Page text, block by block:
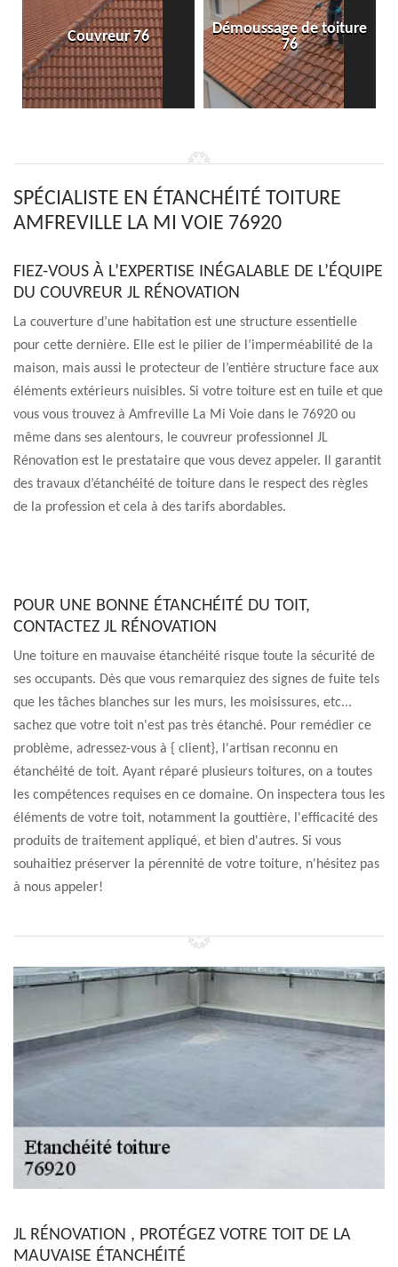
Couvreur 76
Démoussage de toiture
76
SPÉCIALISTE EN ÉTANCHÉITÉ TOITURE
AMFREVILLE LA MI VOIE 76920
FIEZ-VOUS À L’EXPERTISE INÉGALABLE DE L’ÉQUIPE
DU COUVREUR JL RÉNOVATION
La couverture d’une habitation est une structure essentielle
pour cette dernière. Elle est le pilier de l’imperméabilité de la
maison, mais aussi le protecteur de l’entière structure face aux
éléments extérieurs nuisibles. Si votre toiture est en tuile et que
vous vous trouvez à Amfreville La Mi Voie dans le 76920 ou
même dans ses alentours, le couvreur professionnel JL
Rénovation est le prestataire que vous devez appeler. Il garantit
des travaux d’étanchéité de toiture dans le respect des règles
de la profession et cela à des tarifs abordables.
POUR UNE BONNE ÉTANCHÉITÉ DU TOIT,
CONTACTEZ JL RÉNOVATION
Une toiture en mauvaise étanchéité risque toute la sécurité de
ses occupants. Dès que vous remarquiez des signes de fuite tels
que les tâches blanches sur les murs, les moisissures, etc...
sachez que votre toit n'est pas très étanché. Pour remédier ce
problème, adressez-vous à { client}, l'artisan reconnu en
étanchéité de toit. Ayant réparé plusieurs toitures, on a toutes
les compétences requises en ce domaine. On inspectera tous les
éléments de votre toit, notamment la gouttière, l'efficacité des
produits de traitement appliqué, et bien d'autres. Si vous
souhaitiez préserver la pérennité de votre toiture, n'hésitez pas
à nous appeler!
JL RÉNOVATION , PROTÉGEZ VOTRE TOIT DE LA
MAUVAISE ÉTANCHÉITÉ